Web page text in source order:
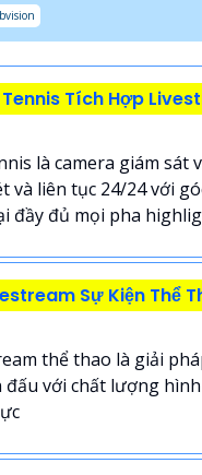
Tích Hợp
là camera giám sát
và liên tục 24/24 với
đầy đủ mọi pha
Sự Kiện Thể
thể thao là giải
với chất lượng